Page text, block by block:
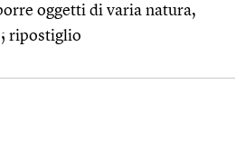
oggetti di varia natura,
ripostiglio